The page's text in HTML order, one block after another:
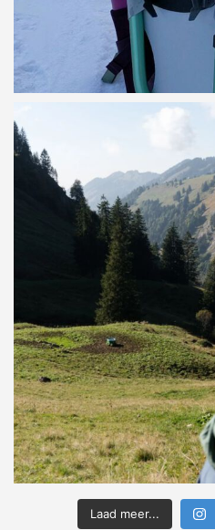
Laad meer...